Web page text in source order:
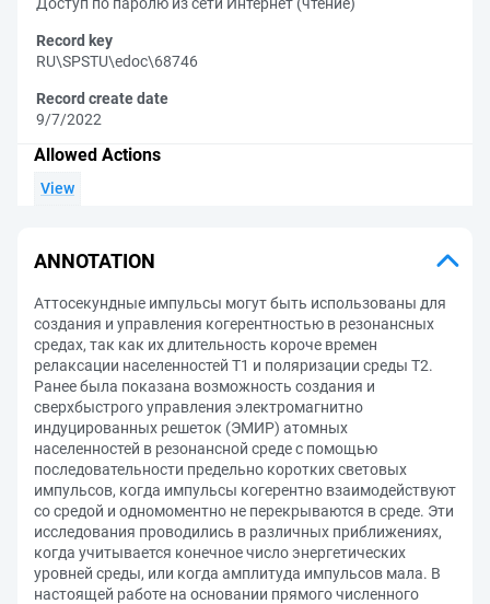
Record key
RU\SPSTU\edoc\68746
Record create date
9/7/2022
Allowed Actions
View
ANNOTATION
Аттосекундные импульсы могут быть использованы для
создания и управления когерентностью в резонансных
средах, так как их длительность короче времен
релаксации населенностей T1 и поляризации среды T2.
Ранее была показана возможность создания и
сверхбыстрого управления электромагнитно
индуцированных решеток (ЭМИР) атомных
населенностей в резонансной среде с помощью
последовательности предельно коротких световых
импульсов, когда импульсы когерентно взаимодействуют
со средой и одномоментно не перекрываются в среде. Эти
исследования проводились в различных приближениях,
когда учитывается конечное число энергетических
уровней среды, или когда амплитуда импульсов мала. В
настоящей работе на основании прямого численного